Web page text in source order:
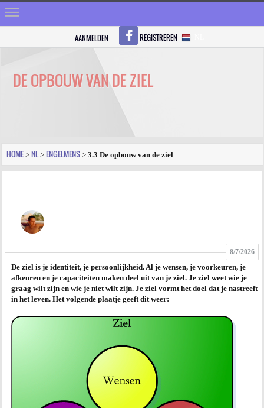
VRAGEN
FOTO
AGENDA
AANMELDEN REGISTREREN
DE OPBOUW VAN DE ZIEL
HOME > NL > ENGELMENS > 3.3 De opbouw van de ziel
8/7/2026
De ziel is je identiteit, je persoonlijkheid. Al je wensen, je voorkeuren, je
afkeuren en je capaciteiten maken deel uit van je ziel. Je ziel weet wie je
graag wilt zijn en wie je niet wilt zijn. Je ziel vormt het doel dat je nastreeft
in het leven. Het volgende plaatje geeft dit weer: